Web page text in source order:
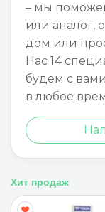
– мы
или аналог,
дом или
Нас 14
будем с
в любое
Хит продаж